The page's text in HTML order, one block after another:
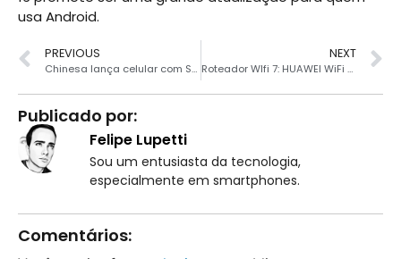
usa Android.
PREVIOUS
Chinesa lança celular com Snapdragon 8 Elite para barrar Samsung
NEXT
Roteador WIfi 7: HUAWEI WiFi BE3 em PROMOÇÃO ESPECIAL
Publicado por:
Felipe Lupetti
Sou um entusiasta da tecnologia,
especialmente em smartphones.
Comentários: